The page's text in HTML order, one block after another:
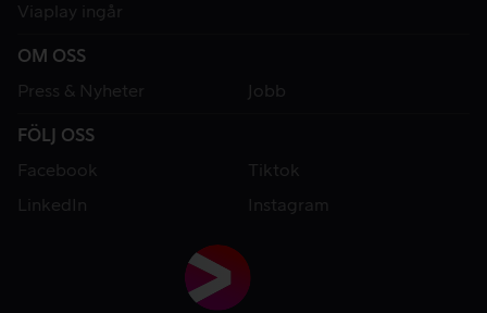
Viaplay ingår
OM OSS
Press & Nyheter
Jobb
FÖLJ OSS
Facebook
Tiktok
LinkedIn
Instagram